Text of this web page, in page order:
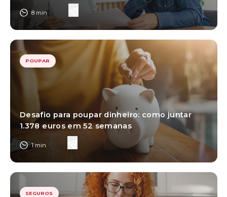
8min
POUPAR
Desafio para poupar dinheiro: como juntar
1.378 euros em 52 semanas
1min
SEGUROS